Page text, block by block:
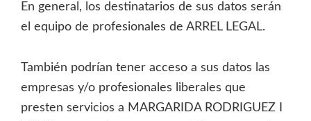
En general, los destinatarios de sus datos serán
el equipo de profesionales de ARREL LEGAL.
También podrían tener acceso a sus datos las
empresas y/o profesionales liberales que
presten servicios a MARGARIDA RODRIGUEZ I